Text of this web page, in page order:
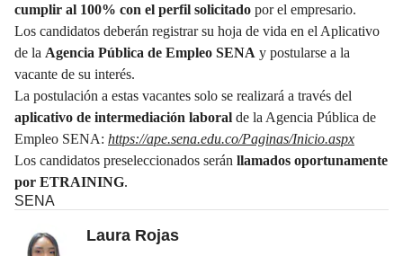
cumplir al 100% con el perfil solicitado por el empresario.
Los candidatos deberán registrar su hoja de vida en el Aplicativo
de la Agencia Pública de Empleo SENA y postularse a la
vacante de su interés.
La postulación a estas vacantes solo se realizará a través del
aplicativo de intermediación laboral de la Agencia Pública de
Empleo SENA: https://ape.sena.edu.co/Paginas/Inicio.aspx
Los candidatos preseleccionados serán llamados oportunamente
por ETRAINING.
SENA
Laura Rojas